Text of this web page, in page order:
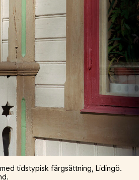
tidstypisk färgsättning, Lidingö.